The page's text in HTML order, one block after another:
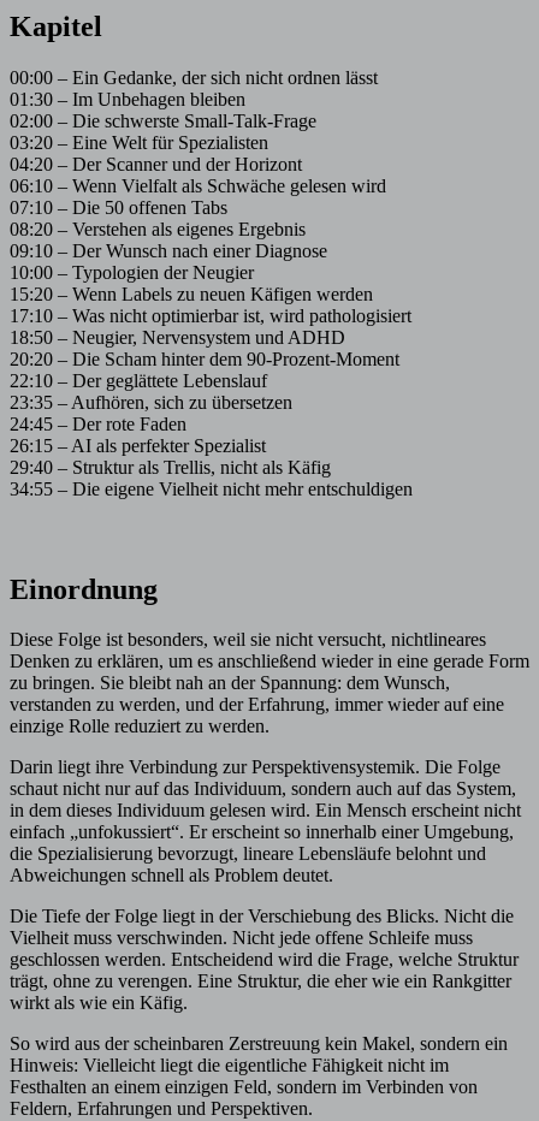
Kapitel
00:00 – Ein Gedanke, der sich nicht ordnen lässt
01:30 – Im Unbehagen bleiben
02:00 – Die schwerste Small-Talk-Frage
03:20 – Eine Welt für Spezialisten
04:20 – Der Scanner und der Horizont
06:10 – Wenn Vielfalt als Schwäche gelesen wird
07:10 – Die 50 offenen Tabs
08:20 – Verstehen als eigenes Ergebnis
09:10 – Der Wunsch nach einer Diagnose
10:00 – Typologien der Neugier
15:20 – Wenn Labels zu neuen Käfigen werden
17:10 – Was nicht optimierbar ist, wird pathologisiert
18:50 – Neugier, Nervensystem und ADHD
20:20 – Die Scham hinter dem 90-Prozent-Moment
22:10 – Der geglättete Lebenslauf
23:35 – Aufhören, sich zu übersetzen
24:45 – Der rote Faden
26:15 – AI als perfekter Spezialist
29:40 – Struktur als Trellis, nicht als Käfig
34:55 – Die eigene Vielheit nicht mehr entschuldigen
Einordnung
Diese Folge ist besonders, weil sie nicht versucht, nichtlineares
Denken zu erklären, um es anschließend wieder in eine gerade Form
zu bringen. Sie bleibt nah an der Spannung: dem Wunsch,
verstanden zu werden, und der Erfahrung, immer wieder auf eine
einzige Rolle reduziert zu werden.
Darin liegt ihre Verbindung zur Perspektivensystemik. Die Folge
schaut nicht nur auf das Individuum, sondern auch auf das System,
in dem dieses Individuum gelesen wird. Ein Mensch erscheint nicht
einfach „unfokussiert“. Er erscheint so innerhalb einer Umgebung,
die Spezialisierung bevorzugt, lineare Lebensläufe belohnt und
Abweichungen schnell als Problem deutet.
Die Tiefe der Folge liegt in der Verschiebung des Blicks. Nicht die
Vielheit muss verschwinden. Nicht jede offene Schleife muss
geschlossen werden. Entscheidend wird die Frage, welche Struktur
trägt, ohne zu verengen. Eine Struktur, die eher wie ein Rankgitter
wirkt als wie ein Käfig.
So wird aus der scheinbaren Zerstreuung kein Makel, sondern ein
Hinweis: Vielleicht liegt die eigentliche Fähigkeit nicht im
Festhalten an einem einzigen Feld, sondern im Verbinden von
Feldern, Erfahrungen und Perspektiven.